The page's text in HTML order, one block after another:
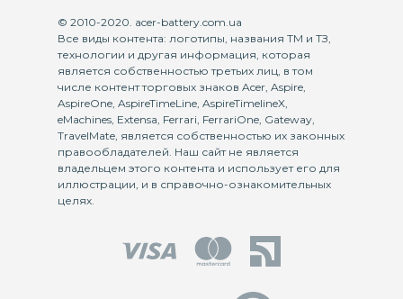
© 2010-2020. acer-battery.com.ua
Все виды контента: логотипы, названия ТМ и ТЗ,
технологии и другая информация, которая
является собственностью третьих лиц, в том
числе контент торговых знаков Acer, Aspire,
AspireOne, AspireTimeLine, AspireTimelineX,
eMachines, Extensa, Ferrari, FerrariOne, Gateway,
TravelMate, является собственностью их законных
правообладателей. Наш сайт не является
владельцем этого контента и использует его для
иллюстрации, и в справочно-ознакомительных
целях.